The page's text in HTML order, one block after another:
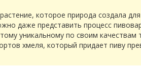
которое природа создала
даже представить процесс
уникальному по своим
хмеля, который придает пиву